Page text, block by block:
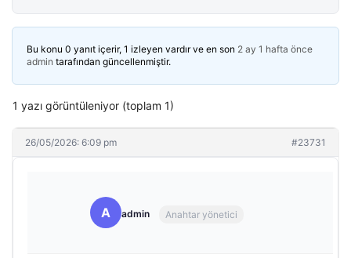
Bu konu 0 yanıt içerir, 1 izleyen vardır ve en son 2 ay 1 hafta önce
admin tarafından güncellenmiştir.
1 yazı görüntüleniyor (toplam 1)
26/05/2026: 6:09 pm #23731
A admin Anahtar yönetici